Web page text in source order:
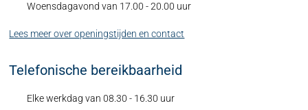
Woensdagavond van 17.00 - 20.00 uur
Lees meer over openingstijden en contact
Telefonische bereikbaarheid
Elke werkdag van 08.30 - 16.30 uur